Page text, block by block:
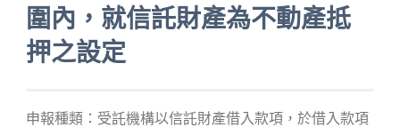
圍內，就信託財產為不動產抵
押之設定
申報種類：受託機構以信託財產借入款項，於借入款項